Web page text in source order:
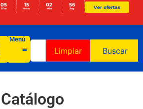
05
Días
15
Horas
02
Min
56
Seg Ver ofertas
Menú
Limpiar Buscar
Catálogo